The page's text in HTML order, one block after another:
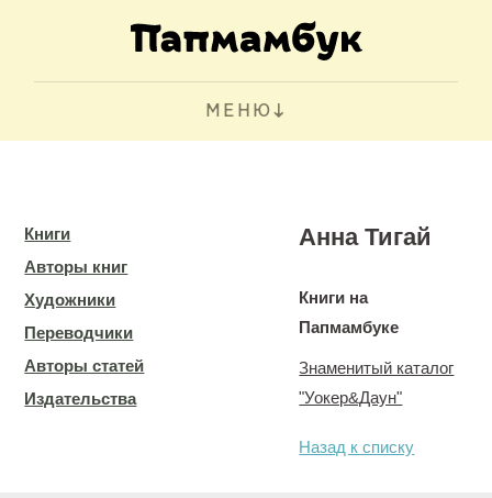
МЕНЮ
Книги
Авторы книг
Художники
Переводчики
Авторы статей
Издательства
Анна Тигай
Книги на
Папмамбуке
Знаменитый каталог
"Уокер&Даун"
Назад к списку